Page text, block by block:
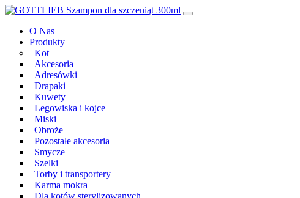
Przeskocz
treści
Main
Navigation
O Nas
Produkty
Kot
Akcesoria
Adresówki
Drapaki
Kuwety
Legowiska i kojce
Miski
Obroże
Pozostałe akcesoria
Smycze
Szelki
Torby i transportery
Karma mokra
Dla kotów sterylizowanych